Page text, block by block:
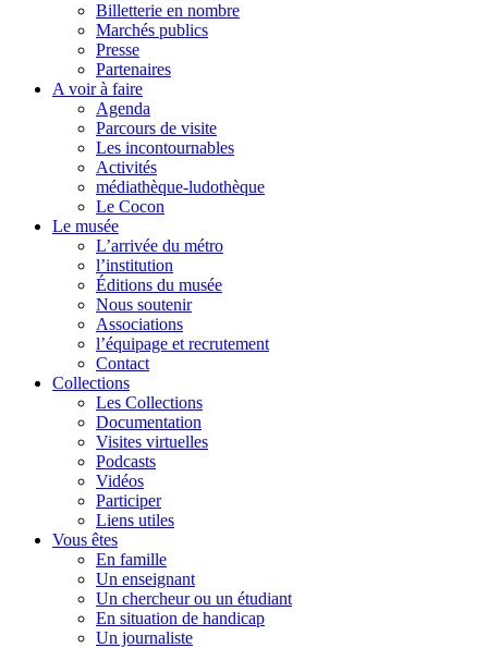
Billetterie en nombre
Marchés publics
Presse
Partenaires
A voir à faire
Agenda
Parcours de visite
Les incontournables
Activités
médiathèque-ludothèque
Le Cocon
Le musée
L’arrivée du métro
l’institution
Éditions du musée
Nous soutenir
Associations
l’équipage et recrutement
Contact
Collections
Les Collections
Documentation
Visites virtuelles
Podcasts
Vidéos
Participer
Liens utiles
Vous êtes
En famille
Un enseignant
Un chercheur ou un étudiant
En situation de handicap
Un journaliste